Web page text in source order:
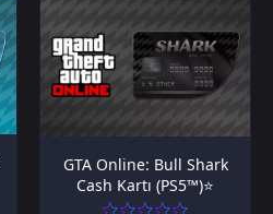
GTA Online: Bull Shark
Cash Kartı (PS5™)⭐️